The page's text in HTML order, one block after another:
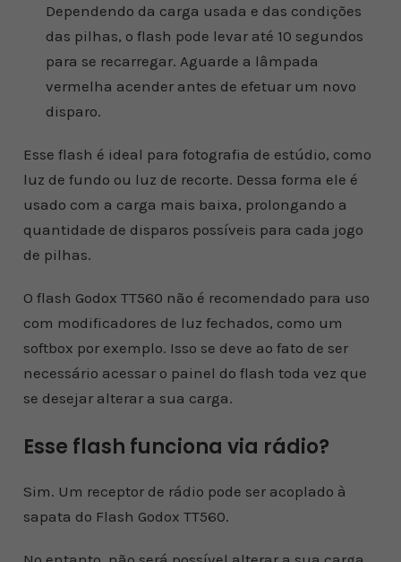
Dependendo da carga usada e das condições
das pilhas, o flash pode levar até 10 segundos
para se recarregar. Aguarde a lâmpada
vermelha acender antes de efetuar um novo
disparo.
Esse flash é ideal para fotografia de estúdio, como
luz de fundo ou luz de recorte. Dessa forma ele é
usado com a carga mais baixa, prolongando a
quantidade de disparos possíveis para cada jogo
de pilhas.
O flash Godox TT560 não é recomendado para uso
com modificadores de luz fechados, como um
softbox por exemplo. Isso se deve ao fato de ser
necessário acessar o painel do flash toda vez que
se desejar alterar a sua carga.
Esse flash funciona via rádio?
Sim. Um receptor de rádio pode ser acoplado à
sapata do Flash Godox TT560.